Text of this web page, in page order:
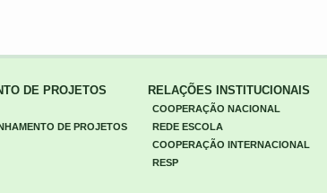
DE PROJETOS
DE PROJETOS
RELAÇÕES INSTITUCIONAIS
COOPERAÇÃO NACIONAL
REDE ESCOLA
COOPERAÇÃO INTERNACIONAL
RESP